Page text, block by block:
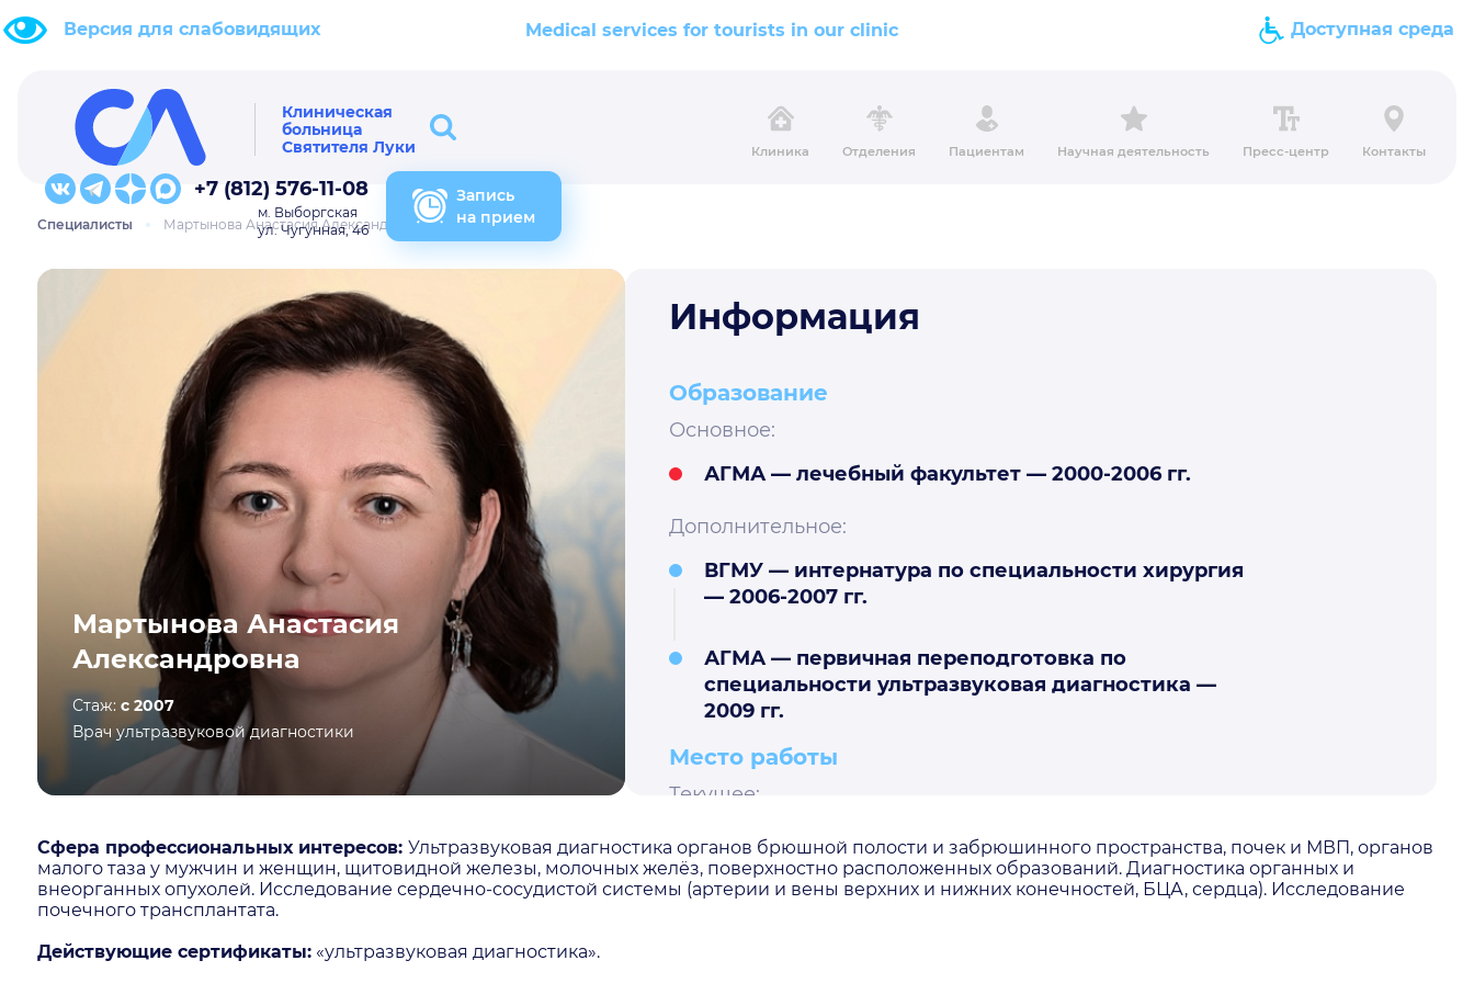
Версия для слабовидящих Medical services for tourists in our clinic Доступная среда
Клиническая
больница
Святителя Луки
Клиника Отделения Пациентам Научная деятельность Пресс-центр Контакты
+7 (812) 576-11-08
м. Выборгская
ул. Чугунная, 46
Запись
на прием
Специалисты Мартынова Анастасия Александровна
Мартынова Анастасия
Александровна
Стаж: с 2007
Врач ультразвуковой диагностики
Информация
Образование
Основное:
АГМА — лечебный факультет — 2000-2006 гг.
Дополнительное:
ВГМУ — интернатура по специальности хирургия
— 2006-2007 гг.
АГМА — первичная переподготовка по
специальности ультразвуковая диагностика —
2009 гг.
Место работы
Текущее:
Врач ультразвуковой диагностики СПб ГБУЗ
Клинической больницы Святителя Луки — 2023 г.
- по н.в.
Сфера профессиональных интересов: Ультразвуковая диагностика органов брюшной полости и забрюшинного пространства, почек и МВП, органов
малого таза у мужчин и женщин, щитовидной железы, молочных желёз, поверхностно расположенных образований. Диагностика органных и
внеорганных опухолей. Исследование сердечно-сосудистой системы (артерии и вены верхних и нижних конечностей, БЦА, сердца). Исследование
почечного трансплантата.
Действующие сертификаты:«ультразвуковая диагностика».